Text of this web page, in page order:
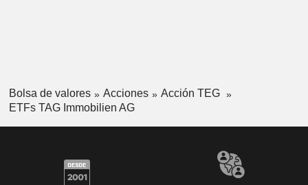
Bolsa de valores Acciones
Acción TEG
ETFs TAG Immobilien AG